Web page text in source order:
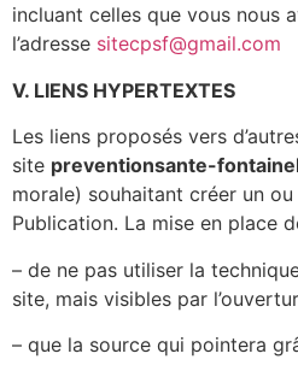
incluant celles que vous nous
l’adresse sitecpsf@gmail.com
V. LIENS HYPERTEXTES
Les liens proposés vers
site preventionsante-
morale) souhaitant créer un
Publication. La mise en place
– de ne pas utiliser la
site, mais visibles par
– que la source qui pointera